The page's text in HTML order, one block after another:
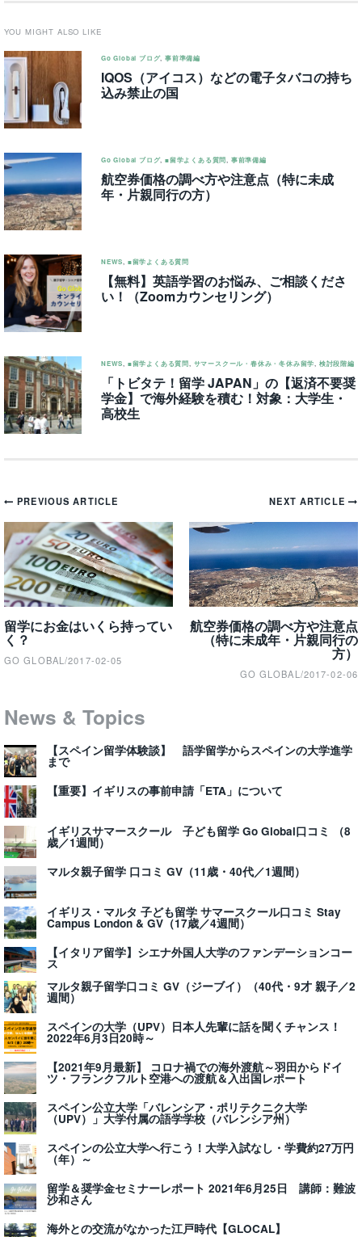
YOU MIGHT ALSO LIKE
Go Global ブログ,事前準備編
IQOS（アイコス）などの電子タバコの持ち
込み禁止の国
Go Global ブログ,■留学よくある質問, 事前準備編
航空券価格の調べ方や注意点（特に未成
年・片親同行の方）
NEWS, ■留学よくある質問
【無料】英語学習のお悩み、ご相談くださ
い！（Zoomカウンセリング）
NEWS, ■留学よくある質問, サマースクール・春休み・冬休み留学, 検討段階編
「トビタテ！留学 JAPAN」の【返済不要奨
学金】で海外経験を積む！対象：大学生・
高校生
Post
navigation
NEXT ARTICLE
航空券価格の調べ方や注意点
（特に未成年・片親同行の
方）
GO GLOBAL /2017-02-06
PREVIOUS ARTICLE
留学にお金はいくら持ってい
く？
GO GLOBAL/2017-02-05
News & Topics
【スペイン留学体験談】 語学留学からスペインの大学進学
まで
【重要】イギリスの事前申請「ETA」について
イギリスサマースクール 子ども留学 Go Global口コミ （8
歳／1週間）
マルタ親子留学 口コミ GV（11歳・40代／1週間）
イギリス・マルタ 子ども留学 サマースクール口コミ Stay
Campus London & GV（17歳／4週間）
【イタリア留学】シエナ外国人大学のファンデーションコー
ス
マルタ親子留学口コミ GV（ジーブイ）（40代・9才 親子／2
週間）
スペインの大学（UPV）日本人先輩に話を聞くチャンス！
2022年6月3日20時～
【2021年9月最新】 コロナ禍での海外渡航～羽田からドイ
ツ・フランクフルト空港への渡航＆入出国レポート
スペイン公立大学「バレンシア・ポリテクニク大学
（UPV）」大学付属の語学学校（バレンシア州）
スペインの公立大学へ行こう！大学入試なし・学費約27万円
（年）～
留学＆奨学金セミナーレポート 2021年6月25日 講師：難波
沙和さん
海外との交流がなかった江戸時代【GLOCAL】